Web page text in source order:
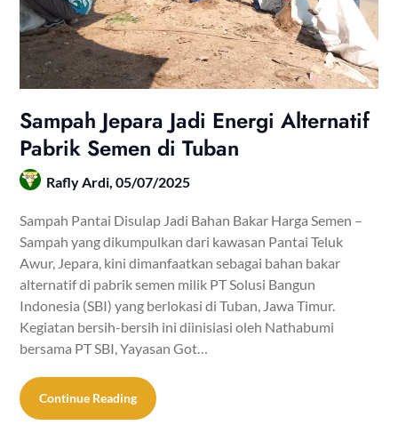
Sampah Jepara Jadi Energi Alternatif
Pabrik Semen di Tuban
Rafly Ardi,05/07/2025
Sampah Pantai Disulap Jadi Bahan Bakar Harga Semen –
Sampah yang dikumpulkan dari kawasan Pantai Teluk
Awur, Jepara, kini dimanfaatkan sebagai bahan bakar
alternatif di pabrik semen milik PT Solusi Bangun
Indonesia (SBI) yang berlokasi di Tuban, Jawa Timur.
Kegiatan bersih-bersih ini diinisiasi oleh Nathabumi
bersama PT SBI, Yayasan Got…
Continue Reading